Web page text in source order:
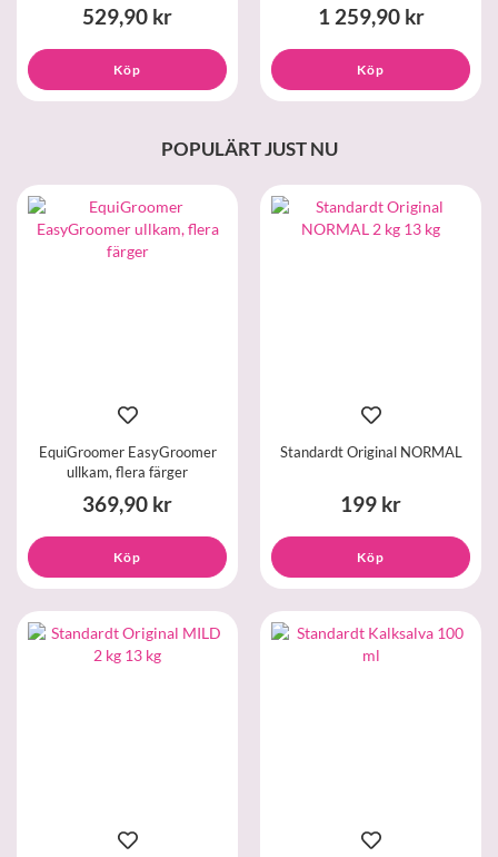
529,90 kr
Köp
1 259,90 kr
Köp
POPULÄRT JUST NU
EquiGroomer EasyGroomer
ullkam, flera färger
369,90 kr
Köp
Standardt Original NORMAL
199 kr
Köp